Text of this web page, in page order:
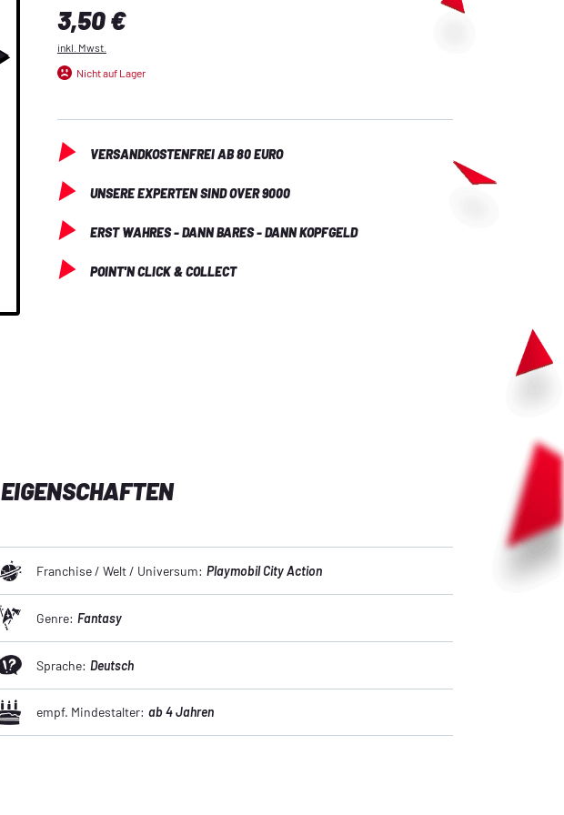
Regulärer Preis:
3,50 €
inkl. Mwst.
Nicht auf Lager
VERSANDKOSTENFREI AB 80 EURO
UNSERE EXPERTEN SIND OVER 9000
ERST WAHRES - DANN BARES - DANN KOPFGELD
POINT'N CLICK & COLLECT
EIGENSCHAFTEN
Franchise / Welt / Universum: Playmobil City Action
Genre: Fantasy
Sprache: Deutsch
empf. Mindestalter: ab 4 Jahren